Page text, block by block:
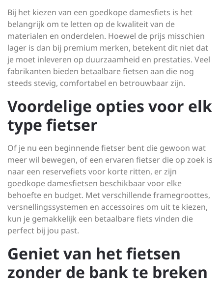
Bij het kiezen van een goedkope damesfiets is het
belangrijk om te letten op de kwaliteit van de
materialen en onderdelen. Hoewel de prijs misschien
lager is dan bij premium merken, betekent dit niet dat
je moet inleveren op duurzaamheid en prestaties. Veel
fabrikanten bieden betaalbare fietsen aan die nog
steeds stevig, comfortabel en betrouwbaar zijn.
Voordelige opties voor elk
type fietser
Of je nu een beginnende fietser bent die gewoon wat
meer wil bewegen, of een ervaren fietser die op zoek is
naar een reservefiets voor korte ritten, er zijn
goedkope damesfietsen beschikbaar voor elke
behoefte en budget. Met verschillende framegroottes,
versnellingssystemen en accessoires om uit te kiezen,
kun je gemakkelijk een betaalbare fiets vinden die
perfect bij jou past.
Geniet van het fietsen
zonder de bank te breken